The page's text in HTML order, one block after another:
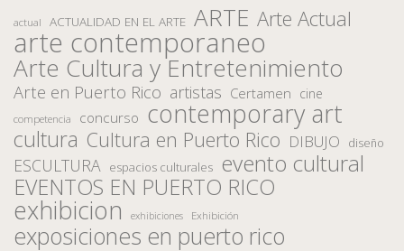
actual ACTUALIDAD EN EL ARTE ARTE Arte Actual
arte contemporaneo
Arte Cultura y Entretenimiento
Arte en Puerto Rico artistas Certamen cine
competencia concurso contemporary art
cultura Cultura en Puerto Rico DIBUJO diseño
ESCULTURA espacios culturales evento cultural
EVENTOS EN PUERTO RICO
exhibicion exhibiciones Exhibición
exposiciones en puerto rico